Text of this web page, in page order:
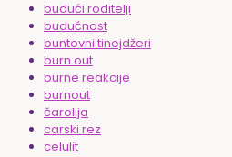
budući roditelji
budućnost
buntovni tinejdžeri
burn out
burne reakcije
burnout
čarolija
carski rez
celulit